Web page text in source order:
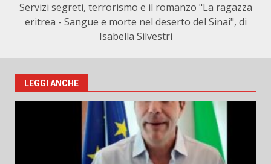
Servizi segreti, terrorismo e il romanzo "La ragazza
eritrea - Sangue e morte nel deserto del Sinai", di
Isabella Silvestri
LEGGI ANCHE